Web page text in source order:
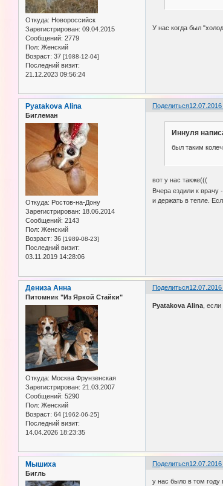
Откуда: Новороссийск
Зарегистрирован: 09.04.2015
Сообщений: 2779
Пол: Женский
Возраст: 37 [1988-12-04]
Последний визит:
21.12.2023 09:56:24
У нас когда был
Поделиться12.07.2016
Pyatakova Alina
Биглеман
Откуда: Ростов-на-Дону
Зарегистрирован: 18.06.2014
Сообщений: 2143
Пол: Женский
Возраст: 36 [1989-08-23]
Последний визит:
03.11.2019 14:28:06
Иннуля
был таким
вот у нас также(((
Вчера ездили к врачу
и держать в тепле.
Поделиться
Дениза Анна
Питомник "Из Яркой Стайки"
Откуда: Москва Фрунзенская
Зарегистрирован: 21.03.2007
Сообщений: 5290
Пол: Женский
Возраст: 64 [1962-06-25]
Последний визит:
14.04.2026 18:23:35
Pyatakova Alina ,
Поделиться
Мышиха
Бигль
у нас было в том году